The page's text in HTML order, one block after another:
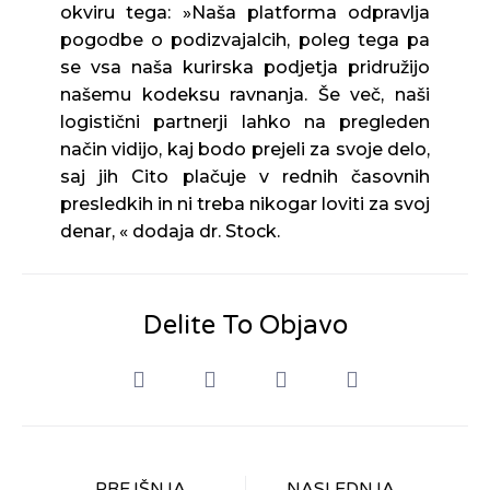
okviru tega: »Naša platforma odpravlja
pogodbe o podizvajalcih, poleg tega pa
se vsa naša kurirska podjetja pridružijo
našemu kodeksu ravnanja. Še več, naši
logistični partnerji lahko na pregleden
način vidijo, kaj bodo prejeli za svoje delo,
saj jih Cito plačuje v rednih časovnih
presledkih in ni treba nikogar loviti za svoj
denar, « dodaja dr. Stock.
Delite To Objavo